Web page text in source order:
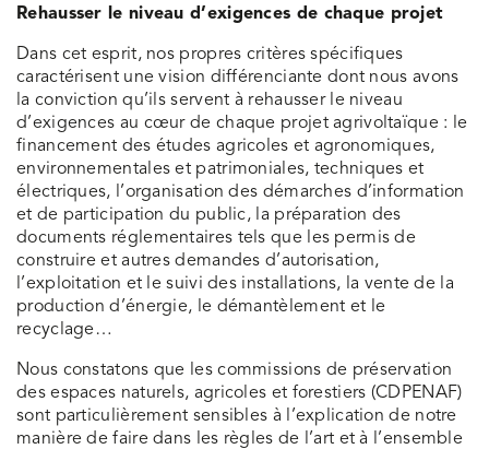
Rehausser le niveau d’exigences de chaque projet
Dans cet esprit, nos propres critères spécifiques
caractérisent une vision différenciante dont nous avons
la conviction qu’ils servent à rehausser le niveau
d’exigences au cœur de chaque projet agrivoltaïque : le
financement des études agricoles et agronomiques,
environnementales et patrimoniales, techniques et
électriques, l’organisation des démarches d’information
et de participation du public, la préparation des
documents réglementaires tels que les permis de
construire et autres demandes d’autorisation,
l’exploitation et le suivi des installations, la vente de la
production d’énergie, le démantèlement et le
recyclage…
Nous constatons que les commissions de préservation
des espaces naturels, agricoles et forestiers (CDPENAF)
sont particulièrement sensibles à l’explication de notre
manière de faire dans les règles de l’art et à l’ensemble